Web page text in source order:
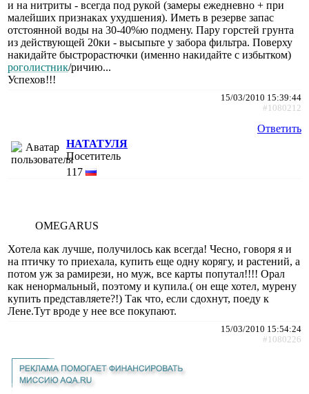
и на нитриты - всегда под рукой (замеры ежедневно + при
малейших признаках ухудшения). Иметь в резерве запас
отстоянной воды на 30-40%ю подмену. Пару горстей грунта
из действующей 20ки - высыпьте у забора фильтра. Поверху
накидайте быстрорастючки (именно накидайте с избытком)
роголистник/ричию...
Успехов!!!
15/03/2010 15:39:44
#1080212
Ответить
НАТАТУЛЯ
Посетитель
117
OMEGARUS
Хотела как лучше, получилось как всегда! Чесно, говоря я и
на птичку то приехала, купить еще одну корягу, и растений, а
потом уж за рамирези, но муж, все карты попутал!!!! Орал
как ненормальный, поэтому и купила.( он еще хотел, мурену
купить представляете?!) Так что, если сдохнут, поеду к
Лене.Тут вроде у нее все покупают.
15/03/2010 15:54:24
#1080226